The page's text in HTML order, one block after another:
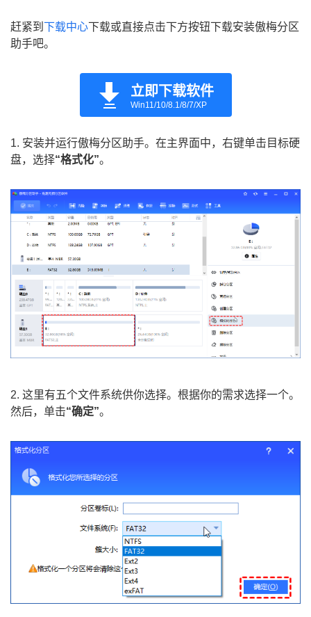
赶紧到 下载中心 下载或直接点击下方按钮下载安装傲梅分区
助手吧。
立即下载软件
Win11/10/8.1/8/7/XP
1. 安装并运行傲梅分区助手。在主界面中，右键单击目标硬
盘，选择“格式化”。
2. 这里有五个文件系统供你选择。根据你的需求选择一个。
然后，单击“确定”。